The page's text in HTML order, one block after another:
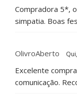
Compradora 5*,
simpatia. Boas
OlivroAberto
Excelente
comunicação.